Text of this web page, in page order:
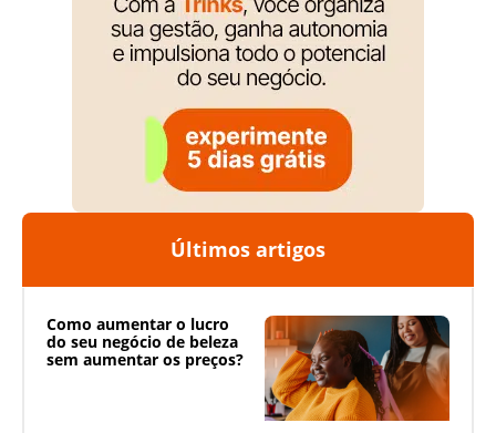
Últimos artigos
Como aumentar o lucro
do seu negócio de beleza
sem aumentar os preços?